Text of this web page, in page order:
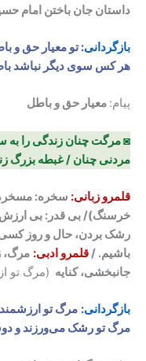
داستان جان باختن امام
بازگردانی:تو معیار حق و
هر کس سوی دیگر نباشد
پیام: معیار حق و باطل
◙ مرگت چنان زندگی را به
مردنی چنان / غبطه بزرگ
قلمرو زبانی: سخره: مسخره
خرسنگ)/ بی قدر: بی ارزش
رشک بردن، حال و روز کسی
باشیم. /قلمرو ادبی: مرگ،
جانبخشی، کنایه (مرگ تو
بازگردانی: مرگ تو
مرگ تو رشک می‌ورزند و